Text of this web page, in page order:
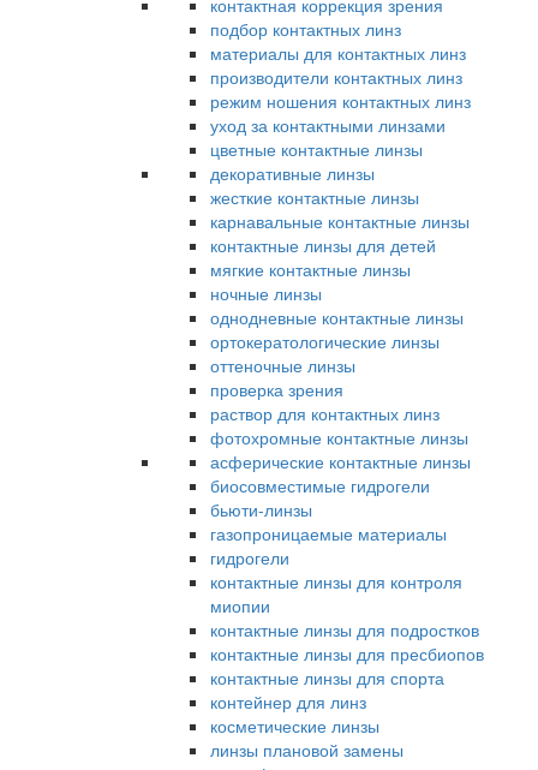
контактная коррекция зрения
подбор контактных линз
материалы для контактных линз
производители контактных линз
режим ношения контактных линз
уход за контактными линзами
цветные контактные линзы
декоративные линзы
жесткие контактные линзы
карнавальные контактные линзы
контактные линзы для детей
мягкие контактные линзы
ночные линзы
однодневные контактные линзы
ортокератологические линзы
оттеночные линзы
проверка зрения
раствор для контактных линз
фотохромные контактные линзы
асферические контактные линзы
биосовместимые гидрогели
бьюти-линзы
газопроницаемые материалы
гидрогели
контактные линзы для контроля
миопии
контактные линзы для подростков
контактные линзы для пресбиопов
контактные линзы для спорта
контейнер для линз
косметические линзы
линзы плановой замены